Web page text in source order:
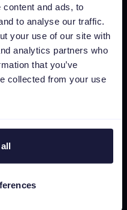
and ads, to
to analyse our traffic.
your use of our site with
analytics partners who
that you’ve
collected from your use